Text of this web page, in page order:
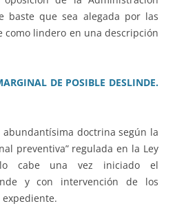
baste que sea alegada por las
como lindero en una descripción
DE POSIBLE DESLINDE.
doctrina según la
preventiva” regulada en la Ley
cabe una vez iniciado el
y con intervención de los